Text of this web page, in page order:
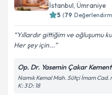
İstanbul, Ümraniye
5 (79
Yıllardır gittiğim ve oğluşumu
Her şey için...
Op. Dr. Yasemin Çakar Kement
Namık Kemal Mah. Sütçi İmam
K: 3 D: 18